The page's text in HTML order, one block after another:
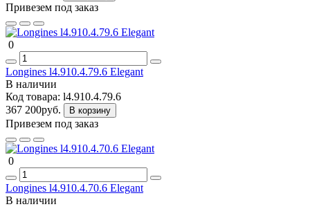
Привезем под заказ
0
Longines l4.910.4.79.6 Elegant
В наличии
Код товара: l4.910.4.79.6
367 200руб.
В корзину
Привезем под заказ
0
Longines l4.910.4.70.6 Elegant
В наличии